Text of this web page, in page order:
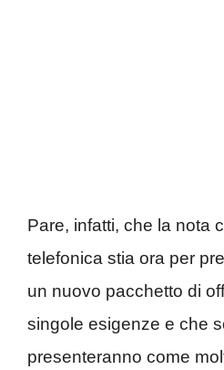
Pare, infatti, che la nota
telefonica stia ora per
un nuovo pacchetto di
singole esigenze e che
presenteranno come